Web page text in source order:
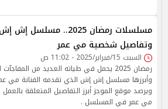
مسلسلات رمضان 2025.. مسلسل إش إش
وتفاصيل شخصية مي عمر
السبت 15/فبراير/2025 - 11:02 ص
رمضان 2025 يحمل في طياته العديد من المفاجآت
وأبرزها مسلسل إش إش الذي تقدمه الفنانة مي
ويرصد موقع الموجز أبرز التفاصيل المتعلقة بالعمل
مي عمر في المسلسل .